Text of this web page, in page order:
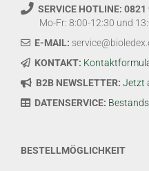
SERVICE HOTLINE:
Mo-Fr: 8:00-12:30 und
E-MAIL:
KONTAKT:
B2B NEWSLETTER: Jetzt
DATENSERVICE:
BESTELLMÖGLICHKEIT